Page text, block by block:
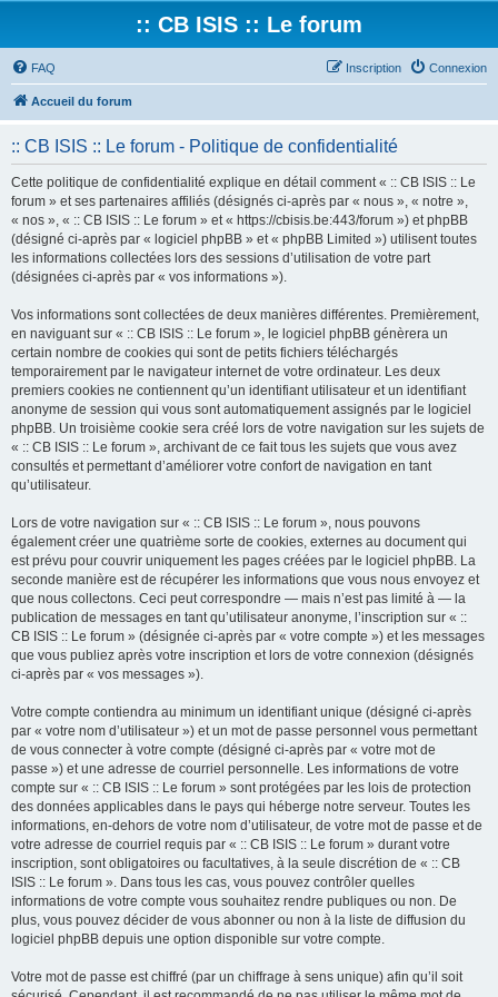
:: CB ISIS :: Le forum
FAQ Connexion
Inscription
Accueil du forum
:: CB ISIS :: Le forum - Politique de confidentialité
Cette politique de confidentialité explique en détail comment « :: CB ISIS :: Le
forum » et ses partenaires affiliés (désignés ci-après par « nous », « notre »,
« nos », « :: CB ISIS :: Le forum » et « https://cbisis.be:443/forum ») et phpBB
(désigné ci-après par « logiciel phpBB » et « phpBB Limited ») utilisent toutes
les informations collectées lors des sessions d’utilisation de votre part
(désignées ci-après par « vos informations »).
Vos informations sont collectées de deux manières différentes. Premièrement,
en naviguant sur « :: CB ISIS :: Le forum », le logiciel phpBB génèrera un
certain nombre de cookies qui sont de petits fichiers téléchargés
temporairement par le navigateur internet de votre ordinateur. Les deux
premiers cookies ne contiennent qu’un identifiant utilisateur et un identifiant
anonyme de session qui vous sont automatiquement assignés par le logiciel
phpBB. Un troisième cookie sera créé lors de votre navigation sur les sujets de
« :: CB ISIS :: Le forum », archivant de ce fait tous les sujets que vous avez
consultés et permettant d’améliorer votre confort de navigation en tant
qu’utilisateur.
Lors de votre navigation sur « :: CB ISIS :: Le forum », nous pouvons
également créer une quatrième sorte de cookies, externes au document qui
est prévu pour couvrir uniquement les pages créées par le logiciel phpBB. La
seconde manière est de récupérer les informations que vous nous envoyez et
que nous collectons. Ceci peut correspondre — mais n’est pas limité à — la
publication de messages en tant qu’utilisateur anonyme, l’inscription sur « ::
CB ISIS :: Le forum » (désignée ci-après par « votre compte ») et les messages
que vous publiez après votre inscription et lors de votre connexion (désignés
ci-après par « vos messages »).
Votre compte contiendra au minimum un identifiant unique (désigné ci-après
par « votre nom d’utilisateur ») et un mot de passe personnel vous permettant
de vous connecter à votre compte (désigné ci-après par « votre mot de
passe ») et une adresse de courriel personnelle. Les informations de votre
compte sur « :: CB ISIS :: Le forum » sont protégées par les lois de protection
des données applicables dans le pays qui héberge notre serveur. Toutes les
informations, en-dehors de votre nom d’utilisateur, de votre mot de passe et de
votre adresse de courriel requis par « :: CB ISIS :: Le forum » durant votre
inscription, sont obligatoires ou facultatives, à la seule discrétion de « :: CB
ISIS :: Le forum ». Dans tous les cas, vous pouvez contrôler quelles
informations de votre compte vous souhaitez rendre publiques ou non. De
plus, vous pouvez décider de vous abonner ou non à la liste de diffusion du
logiciel phpBB depuis une option disponible sur votre compte.
Votre mot de passe est chiffré (par un chiffrage à sens unique) afin qu’il soit